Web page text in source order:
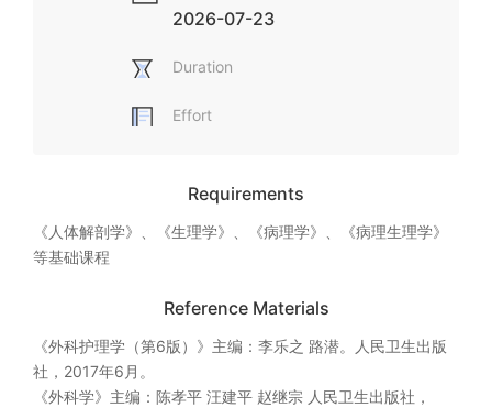
2026-07-23
Duration
Effort
Requirements
《人体解剖学》、《生理学》、《病理学》、《病理生理学》
等基础课程
Reference Materials
《外科护理学（第6版）》主编：李乐之 路潜。人民卫生出版
社，2017年6月。
《外科学》主编：陈孝平 汪建平 赵继宗 人民卫生出版社，